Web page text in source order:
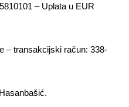
– Uplata u EUR
– transakcijski račun: 338-